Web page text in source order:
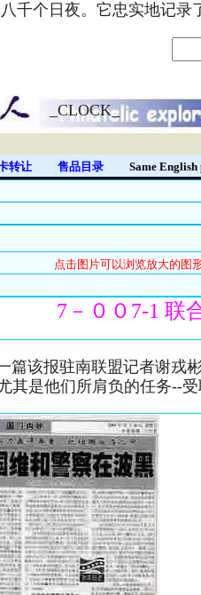
千个日夜。它忠实地记
转让 售品目录 Same English
_CLOCK_
点击图片可以浏览放大的图
7－００7-1 联
该报驻南联盟记者谢戎
其是他们所肩负的任务--